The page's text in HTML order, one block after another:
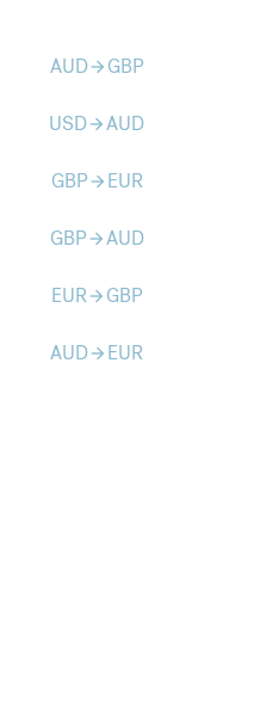
AUDarrow_forward GBP
USDarrow_forwardAUD
GBParrow_forward EUR
GBParrow_forwardAUD
EURarrow_forward GBP
AUDarrow_forward EUR